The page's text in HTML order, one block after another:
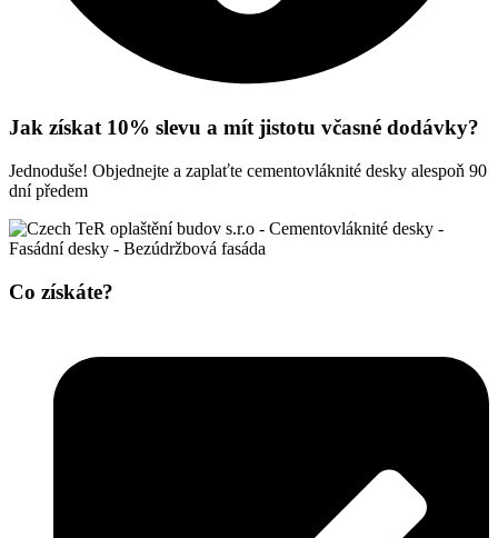
Jak získat 10% slevu a mít jistotu včasné dodávky?
Jednoduše! Objednejte a zaplaťte cementovláknité desky alespoň 90
dní předem
Co získáte?